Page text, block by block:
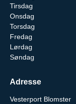
Tirsdag
Onsdag
Torsdag
Fredag
Lørdag
Søndag
Adresse
Vesterport Blomster